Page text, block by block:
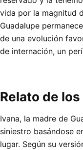
vida por la magnitud
Guadalupe
de una evolución
de internación, un
Relato de
Ivana, la madre de
siniestro basándose
lugar. Según su